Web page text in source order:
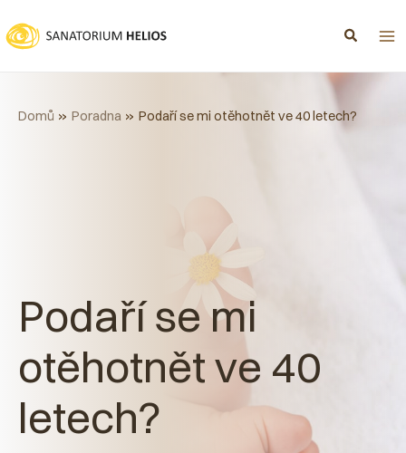
na
obsah
Podaří se mi
otěhotnět ve 40
letech?
Domů Poradna Podaří se mi otěhotnět ve 40 letech?